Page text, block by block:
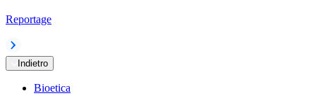
Reportage
Indietro
Bioetica